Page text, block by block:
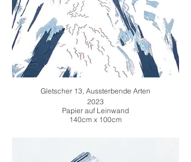
Gletscher 13, Aussterbende Arten
2023
Papier auf Leinwand
140cm x 100cm